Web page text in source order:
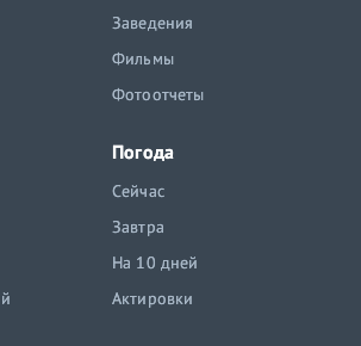
Заведения
Фильмы
Фотоотчеты
Погода
Сейчас
Завтра
На 10 дней
Актировки